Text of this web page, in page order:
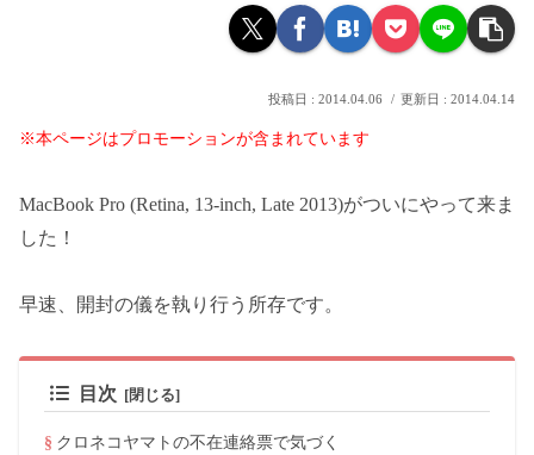
2014.04.06 2014.04.14
※本ページはプロモーションが含まれています
MacBook Pro (Retina, 13-inch, Late 2013)がついにやって来ま
した！
早速、開封の儀を執り行う所存です。
目次
クロネコヤマトの不在連絡票で気づく